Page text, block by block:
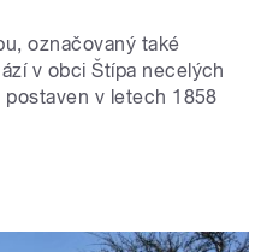
označovaný také
v obci Štípa necelých
v letech 1858